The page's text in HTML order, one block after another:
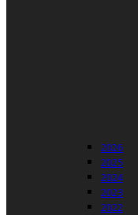
2026
2025
2024
2023
2022